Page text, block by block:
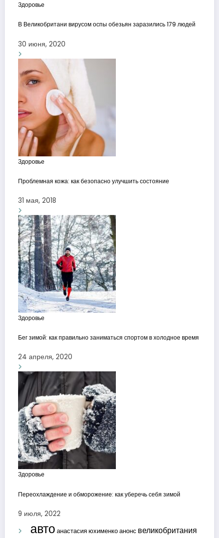
Здоровье
В Великобритани вирусом оспы обезьян заразились 179 людей
30 июня, 2020
Здоровье
Проблемная кожа: как безопасно улучшить состояние
31 мая, 2018
Здоровье
Бег зимой: как правильно заниматься спортом в холодное время
24 апреля, 2020
Здоровье
Переохлаждение и обморожение: как уберечь себя зимой
9 июля, 2022
авто анастасия юхименкоанонс великобритания